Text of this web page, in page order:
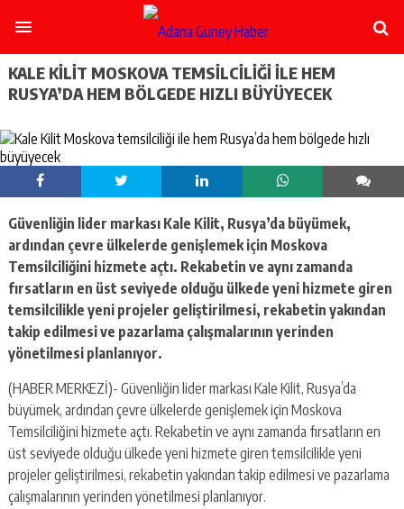
escort
ataşehir
escort
escort
-
pendik
ümraniye
escort
mecidiyeköy
escort
taksim
escort
beşiktaş
escort
kartal
escort
maltepe
KALE KILIT MOSKOVA TEMSILCILIĞI ILE HEM
RUSYA’DA HEM BÖLGEDE HIZLI BÜYÜYECEK
Güvenliğin lider markası Kale Kilit, Rusya’da büyümek,
ardından çevre ülkelerde genişlemek için Moskova
Temsilciliğini hizmete açtı. Rekabetin ve aynı zamanda
fırsatların en üst seviyede olduğu ülkede yeni hizmete giren
temsilcilikle yeni projeler geliştirilmesi, rekabetin yakından
takip edilmesi ve pazarlama çalışmalarının yerinden
yönetilmesi planlanıyor.
(HABER MERKEZİ)- Güvenliğin lider markası Kale Kilit, Rusya’da
büyümek, ardından çevre ülkelerde genişlemek için Moskova
Temsilciliğini hizmete açtı. Rekabetin ve aynı zamanda fırsatların en
üst seviyede olduğu ülkede yeni hizmete giren temsilcilikle yeni
projeler geliştirilmesi, rekabetin yakından takip edilmesi ve pazarlama
çalışmalarının yerinden yönetilmesi planlanıyor.